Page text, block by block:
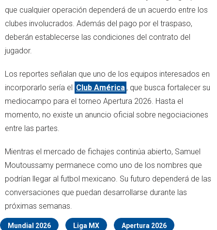
que cualquier operación dependerá de un acuerdo entre los
clubes involucrados. Además del pago por el traspaso,
deberán establecerse las condiciones del contrato del
jugador.
Los reportes señalan que uno de los equipos interesados en
incorporarlo sería el Club América , que busca fortalecer su
mediocampo para el torneo Apertura 2026. Hasta el
momento, no existe un anuncio oficial sobre negociaciones
entre las partes.
Mientras el mercado de fichajes continúa abierto, Samuel
Moutoussamy permanece como uno de los nombres que
podrían llegar al futbol mexicano. Su futuro dependerá de las
conversaciones que puedan desarrollarse durante las
próximas semanas.
Mundial 2026 Liga MX Apertura 2026